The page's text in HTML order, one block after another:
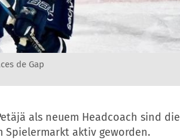
de Gap
als neuem Headcoach sind die
Spielermarkt aktiv geworden.